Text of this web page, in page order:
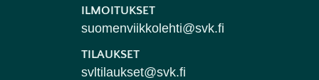
ILMOITUKSET
suomenviikkolehti@svk.fi
TILAUKSET
svltilaukset@svk.fi